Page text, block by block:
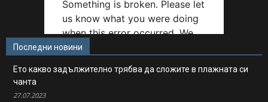
Последни новини
Ето какво задължително трябва да сложите в плажната си
чанта
27.07.2023